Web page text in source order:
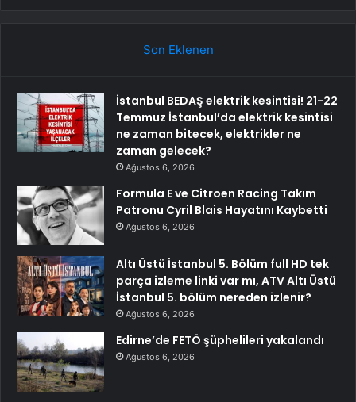
Son Eklenen
İstanbul BEDAŞ elektrik kesintisi! 21-22
Temmuz İstanbul’da elektrik kesintisi
ne zaman bitecek, elektrikler ne
zaman gelecek?
Ağustos 6, 2026
Formula E ve Citroen Racing Takım
Patronu Cyril Blais Hayatını Kaybetti
Ağustos 6, 2026
Altı Üstü İstanbul 5. Bölüm full HD tek
parça izleme linki var mı, ATV Altı Üstü
İstanbul 5. bölüm nereden izlenir?
Ağustos 6, 2026
Edirne’de FETÖ şüphelileri yakalandı
Ağustos 6, 2026